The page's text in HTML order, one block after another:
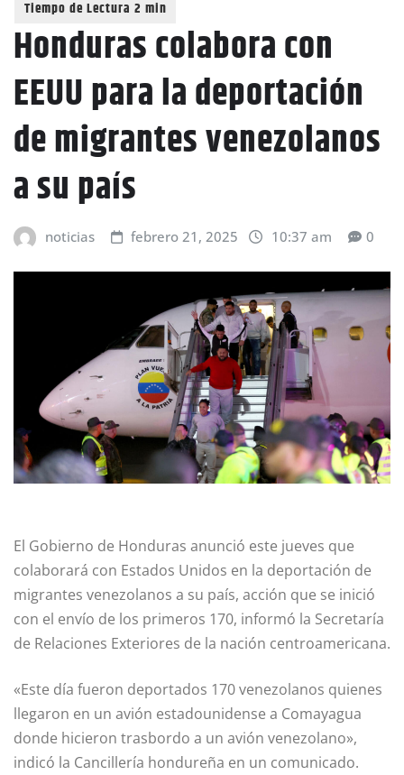
Honduras colabora con
EEUU para la deportación
de migrantes venezolanos
a su país
noticias febrero 21, 2025 10:37 am 0
El Gobierno de Honduras anunció este jueves que
colaborará con Estados Unidos en la deportación de
migrantes venezolanos a su país, acción que se inició
con el envío de los primeros 170, informó la Secretaría
de Relaciones Exteriores de la nación centroamericana.
«Este día fueron deportados 170 venezolanos quienes
llegaron en un avión estadounidense a Comayagua
donde hicieron trasbordo a un avión venezolano»,
indicó la Cancillería hondureña en un comunicado.